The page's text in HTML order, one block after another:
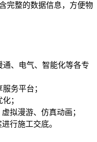
完整的数据信息，方便物
通、电气、智能化等各专
务平台；
；
拟漫游、仿真动画；
行施工交底。